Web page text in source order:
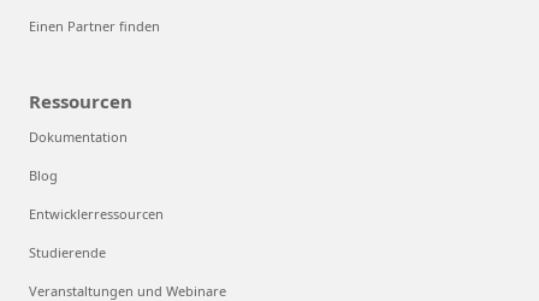
Einen Partner finden
Ressourcen
Dokumentation
Blog
Entwicklerressourcen
Studierende
Veranstaltungen und Webinare